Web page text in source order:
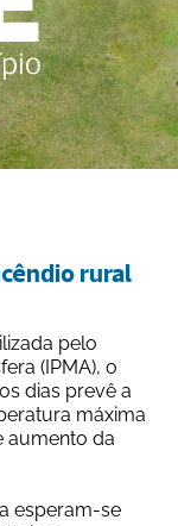
rural
pelo
(IPMA), o
dias prevê a
máxima
aumento da
esperam-se